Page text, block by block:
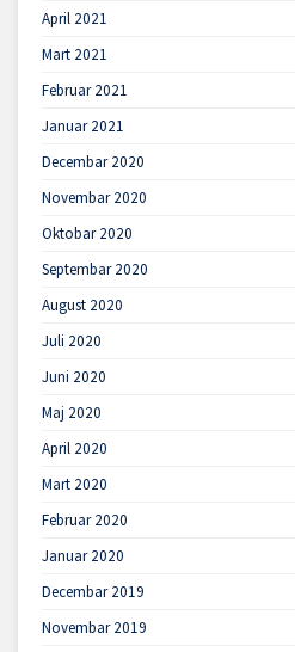
April 2021
Mart 2021
Februar 2021
Januar 2021
Decembar 2020
Novembar 2020
Oktobar 2020
Septembar 2020
August 2020
Juli 2020
Juni 2020
Maj 2020
April 2020
Mart 2020
Februar 2020
Januar 2020
Decembar 2019
Novembar 2019